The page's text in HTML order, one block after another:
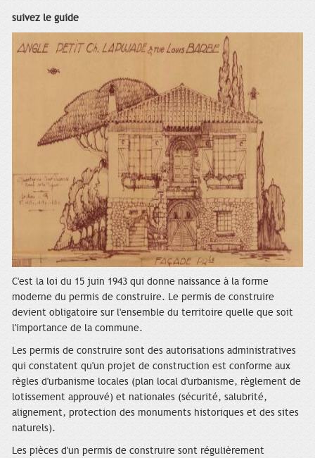
suivez le guide
C'est la loi du 15 juin 1943 qui donne naissance à la forme
moderne du permis de construire. Le permis de construire
devient obligatoire sur l'ensemble du territoire quelle que soit
l'importance de la commune.
Les permis de construire sont des autorisations administratives
qui constatent qu'un projet de construction est conforme aux
règles d'urbanisme locales (plan local d'urbanisme, règlement de
lotissement approuvé) et nationales (sécurité, salubrité,
alignement, protection des monuments historiques et des sites
naturels).
Les pièces d'un permis de construire sont régulièrement